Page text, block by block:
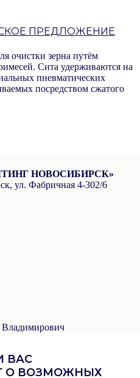
ПРЕДЛОЖЕНИЕ
очистки зерна путём
Сита удерживаются на
пневматических
посредством сжатого
НОВОСИБИРСК»
ул. Фабричная 4-302/6
Владимирович
ВАС
О ВОЗМОЖНЫХ